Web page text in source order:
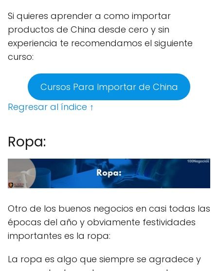
Si quieres aprender a como importar
productos de China desde cero y sin
experiencia te recomendamos el siguiente
curso:
Cursos Para Importar de China
Regresar al índice ↑
Ropa:
Otro de los buenos negocios en casi todas las
épocas del año y obviamente festividades
importantes es la ropa:
La ropa es algo que siempre se agradece y